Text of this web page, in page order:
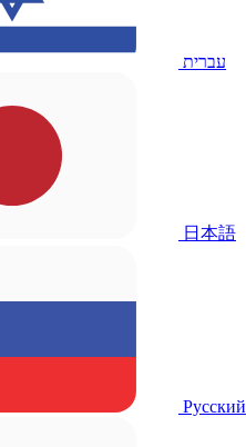
עברית
日本語
Русский